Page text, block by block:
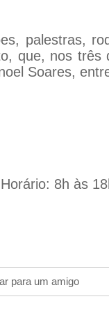
palestras,
que, nos
Soares,
8h às
para um amigo